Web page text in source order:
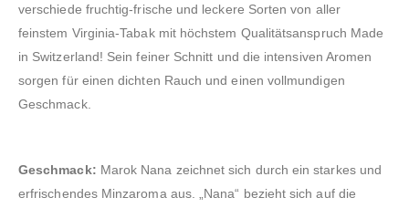
verschiede fruchtig-frische und leckere Sorten von aller
feinstem Virginia-Tabak mit höchstem Qualitätsanspruch Made
in Switzerland! Sein feiner Schnitt und die intensiven Aromen
sorgen für einen dichten Rauch und einen vollmundigen
Geschmack.
Geschmack: Marok Nana zeichnet sich durch ein starkes und
erfrischendes Minzaroma aus. „Nana“ bezieht sich auf die